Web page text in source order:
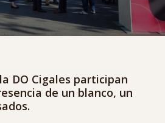
DO Cigales participan
de un blanco, un